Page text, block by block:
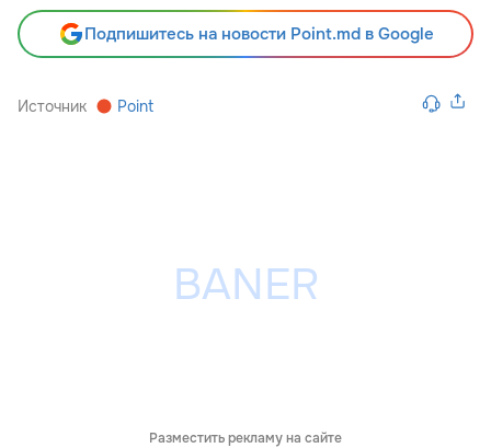
Подпишитесь на новости Point.md в Google
Источник Point
Разместить рекламу на сайте